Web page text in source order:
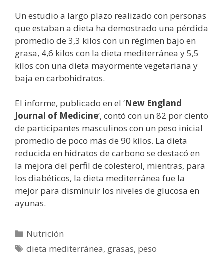
Un estudio a largo plazo realizado con personas
que estaban a dieta ha demostrado una pérdida
promedio de 3,3 kilos con un régimen bajo en
grasa, 4,6 kilos con la dieta mediterránea y 5,5
kilos con una dieta mayormente vegetariana y
baja en carbohidratos.
El informe, publicado en el ‘New England
Journal of Medicine‘, contó con un 82 por ciento
de participantes masculinos con un peso inicial
promedio de poco más de 90 kilos. La dieta
reducida en hidratos de carbono se destacó en
la mejora del perfil de colesterol, mientras, para
los diabéticos, la dieta mediterránea fue la
mejor para disminuir los niveles de glucosa en
ayunas.
Categorías
Nutrición
Etiquetas
dieta mediterránea, grasas, peso